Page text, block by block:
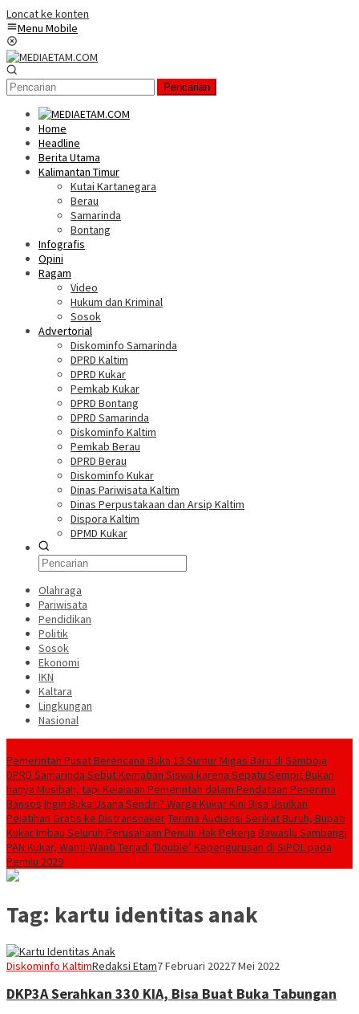
Loncat ke konten
Menu Mobile
Pencarian
Home
Headline
Berita Utama
Kalimantan Timur
Kutai Kartanegara
Berau
Samarinda
Bontang
Infografis
Opini
Ragam
Video
Hukum dan Kriminal
Sosok
Advertorial
Diskominfo Samarinda
DPRD Kaltim
DPRD Kukar
Pemkab Kukar
DPRD Bontang
DPRD Samarinda
Diskominfo Kaltim
Pemkab Berau
DPRD Berau
Diskominfo Kukar
Dinas Pariwisata Kaltim
Dinas Perpustakaan dan Arsip Kaltim
Dispora Kaltim
DPMD Kukar
Olahraga
Pariwisata
Pendidikan
Politik
Sosok
Ekonomi
IKN
Kaltara
Lingkungan
Nasional
Pemerintah Pusat Berencana Buka 13 Sumur Migas Baru di Samboja
DPRD Samarinda Sebut Kematian Siswa karena Sepatu Sempit Bukan
hanya Musibah, tapi Kelalaian Pemerintah dalam Pendataan Penerima
Bansos Ingin Buka Usaha Sendiri? Warga Kukar Kini Bisa Usulkan
Pelatihan Gratis ke DistransnakerTerima Audiensi Serikat Buruh, Bupati
Kukar Imbau Seluruh Perusahaan Penuhi Hak Pekerja Bawaslu Sambangi
PAN Kukar, Wanti-Wanti Terjadi ‘Double’ Kepengurusan di SIPOL pada
Pemilu 2029
Tag: kartu identitas anak
Diskominfo KaltimRedaksi Etam7 Februari 20227 Mei 2022
DKP3A Serahkan 330 KIA, Bisa Buat Buka Tabungan